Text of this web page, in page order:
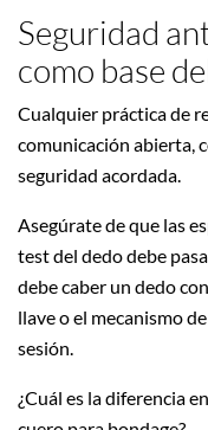
Seguridad
como base
Cualquier práctica de
comunicación abierta,
seguridad acordada.
Asegúrate de que las
test del dedo debe
debe caber un dedo
llave o el mecanismo
sesión.
¿Cuál es la diferencia